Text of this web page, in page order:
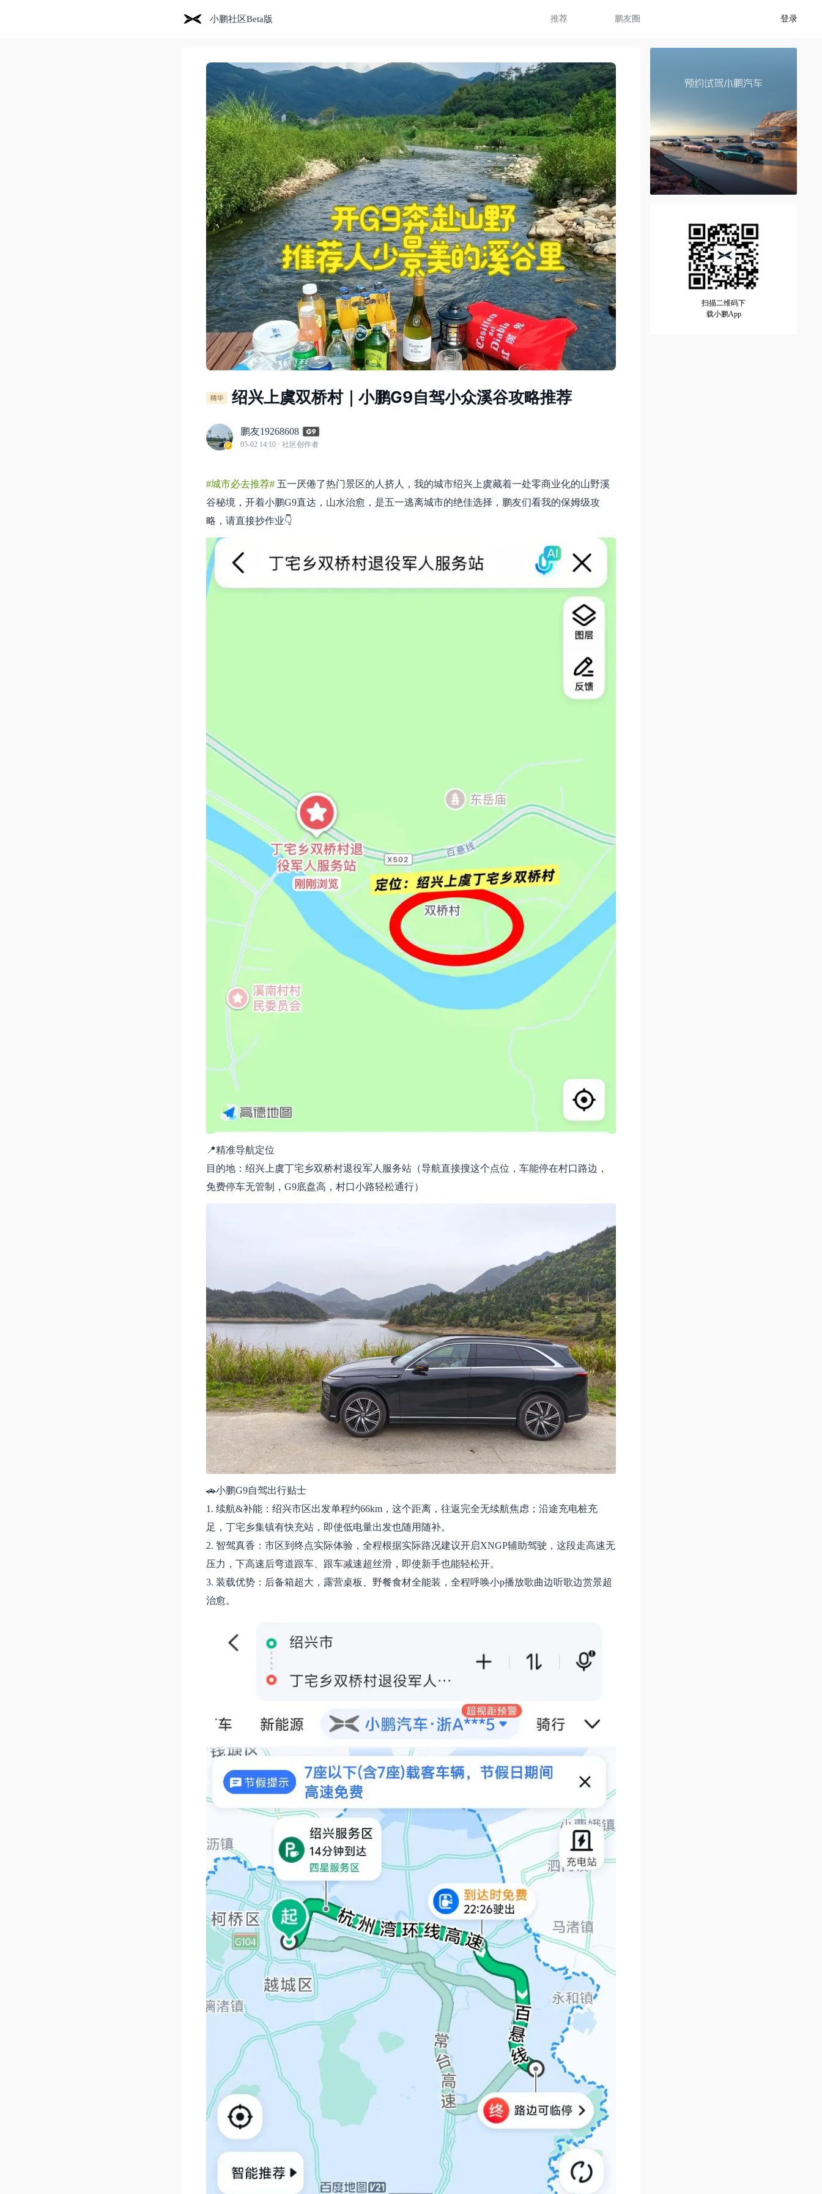
小鹏社区Beta版 推荐 鹏友圈 登录
绍兴上虞双桥村｜小鹏G9自驾小众溪谷攻略推荐
鹏友19268608
05-02 14:10 · 社区创作者
#城市必去推荐# 五一厌倦了热门景区的人挤人，我的城市绍兴上虞藏着一处零商业化的山野溪
谷秘境，开着小鹏G9直达，山水治愈，是五一逃离城市的绝佳选择，鹏友们看我的保姆级攻
略，请直接抄作业👇
📍精准导航定位
目的地：绍兴上虞丁宅乡双桥村退役军人服务站（导航直接搜这个点位，车能停在村口路边，
免费停车无管制，G9底盘高，村口小路轻松通行）
🚗小鹏G9自驾出行贴士
1. 续航&补能：绍兴市区出发单程约66km，这个距离，往返完全无续航焦虑；沿途充电桩充
足，丁宅乡集镇有快充站，即使低电量出发也随用随补。
2. 智驾真香：市区到终点实际体验，全程根据实际路况建议开启XNGP辅助驾驶，这段走高速无
压力，下高速后弯道跟车、跟车减速超丝滑，即使新手也能轻松开。
3. 装载优势：后备箱超大，露营桌板、野餐食材全能装，全程呼唤小p播放歌曲边听歌边赏景超
治愈。
扫描二维码下
载小鹏App